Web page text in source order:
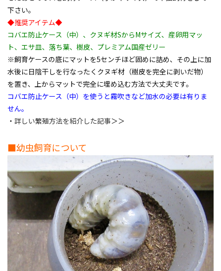
下さい。
◆推奨アイテム◆
コバエ防止ケース（中）、クヌギ材SからMサイズ、産卵用マッ
ト、エサ皿、落ち葉、樹皮、プレミアム国産ゼリー
※飼育ケースの底にマットを5センチほど固めに詰め、その上に加
水後に日陰干しを行なったくクヌギ材（樹皮を完全に剥いだ物）
を置き、上からマットで完全に埋め込む方法で大丈夫です。
コバエ防止ケース（中）を使うと霧吹きなど加水の必要は有りま
せん。
・ 詳しい繁殖方法を紹介した記事＞＞
■幼虫飼育について